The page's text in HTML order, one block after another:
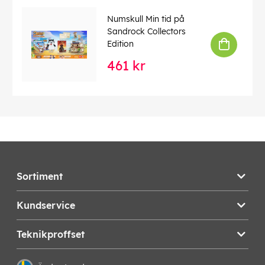
Numskull Min tid på
Sandrock Collectors
Edition
461 kr
Sortiment
Kundservice
Teknikproffset